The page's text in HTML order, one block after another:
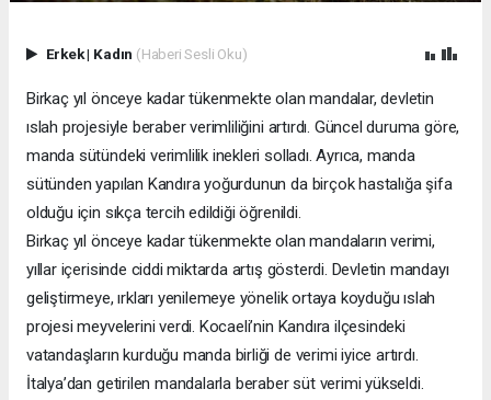
Erkek| Kadın (Haberi Sesli Oku)
Birkaç yıl önceye kadar tükenmekte olan mandalar, devletin
ıslah projesiyle beraber verimliliğini artırdı. Güncel duruma göre,
manda sütündeki verimlilik inekleri solladı. Ayrıca, manda
sütünden yapılan Kandıra yoğurdunun da birçok hastalığa şifa
olduğu için sıkça tercih edildiği öğrenildi.
Birkaç yıl önceye kadar tükenmekte olan mandaların verimi,
yıllar içerisinde ciddi miktarda artış gösterdi. Devletin mandayı
geliştirmeye, ırkları yenilemeye yönelik ortaya koyduğu ıslah
projesi meyvelerini verdi. Kocaeli’nin Kandıra ilçesindeki
vatandaşların kurduğu manda birliği de verimi iyice artırdı.
İtalya’dan getirilen mandalarla beraber süt verimi yükseldi.